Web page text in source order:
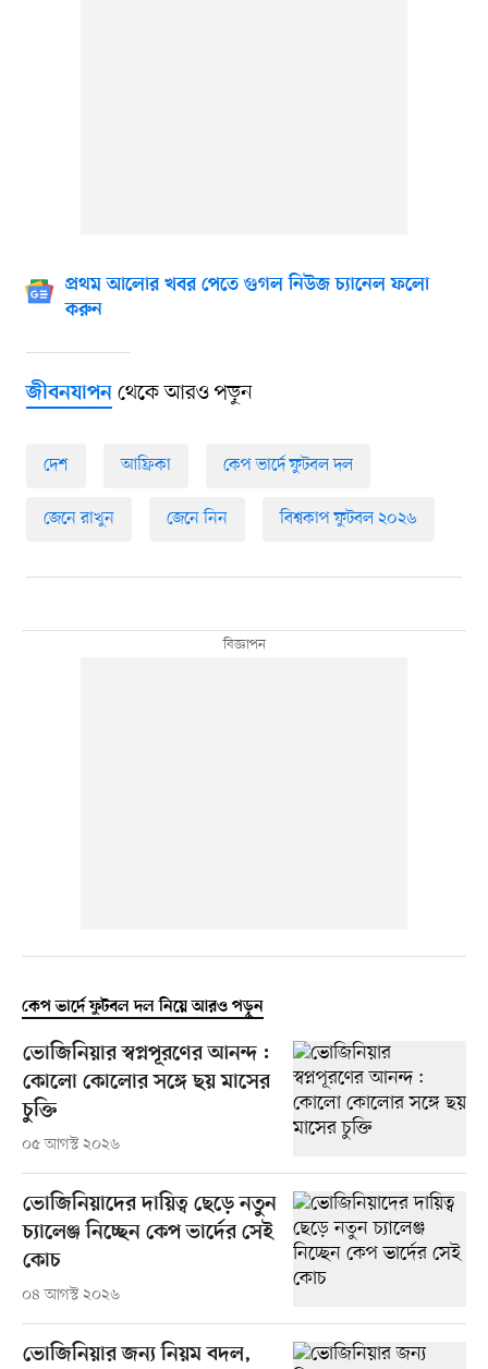
প্রথম আলোর খবর পেতে গুগল নিউজ চ্যানেল ফলো
করুন
জীবনযাপনথেকে আরও পড়ুন
দেশ আফ্রিকা কেপ ভার্দে ফুটবল দল
জেনে রাখুন জেনে নিন বিশ্বকাপ ফুটবল ২০২৬
কেপ ভার্দে ফুটবল দল নিয়ে আরও পড়ুন
ভোজিনিয়ার স্বপ্নপূরণের আনন্দ :
কোলো কোলোর সঙ্গে ছয় মাসের
চুক্তি
০৫ আগস্ট ২০২৬
ভোজিনিয়াদের দায়িত্ব ছেড়ে নতুন
চ্যালেঞ্জ নিচ্ছেন কেপ ভার্দের সেই
কোচ
০৪ আগস্ট ২০২৬
ভোজিনিয়ার জন্য নিয়ম বদল,